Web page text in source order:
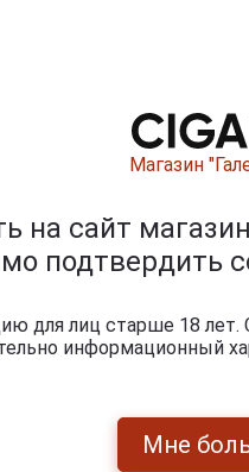
Магазин
на сайт
подтвердить
для лиц старше 18 лет.
информационный
Мне